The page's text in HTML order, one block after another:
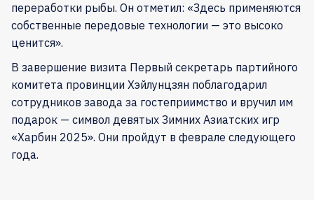
переработки рыбы. Он отметил: «Здесь применяются
собственные передовые технологии — это высоко
ценится».
В завершение визита Первый секретарь партийного
комитета провинции Хэйлунцзян поблагодарил
сотрудников завода за гостеприимство и вручил им
подарок — символ девятых Зимних Азиатских игр
«Харбин 2025». Они пройдут в феврале следующего
года.